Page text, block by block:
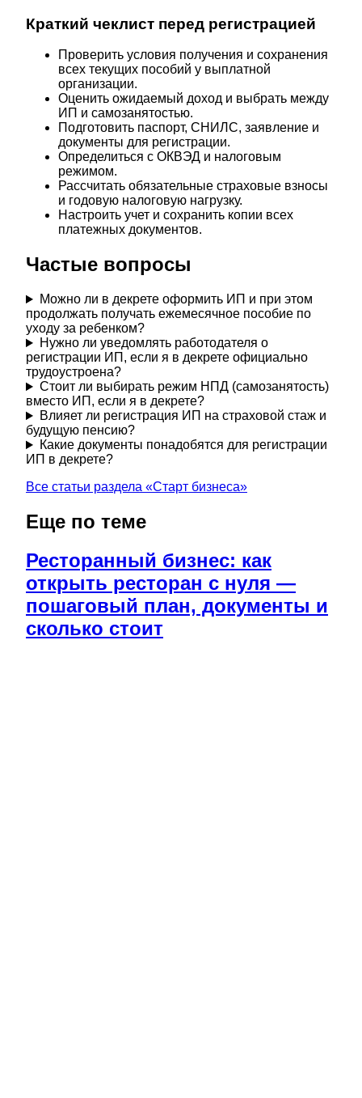
Краткий чеклист перед регистрацией
Проверить условия получения и сохранения
всех текущих пособий у выплатной
организации.
Оценить ожидаемый доход и выбрать между
ИП и самозанятостью.
Подготовить паспорт, СНИЛС, заявление и
документы для регистрации.
Определиться с ОКВЭД и налоговым
режимом.
Рассчитать обязательные страховые взносы
и годовую налоговую нагрузку.
Настроить учет и сохранить копии всех
платежных документов.
Частые вопросы
Можно ли в декрете оформить ИП и при этом
продолжать получать ежемесячное пособие по
уходу за ребенком?
Нужно ли уведомлять работодателя о
регистрации ИП, если я в декрете официально
трудоустроена?
Стоит ли выбирать режим НПД (самозанятость)
вместо ИП, если я в декрете?
Влияет ли регистрация ИП на страховой стаж и
будущую пенсию?
Какие документы понадобятся для регистрации
ИП в декрете?
Все статьи раздела «Старт бизнеса»
Еще по теме
Ресторанный бизнес: как
открыть ресторан с нуля —
пошаговый план, документы и
сколько стоит